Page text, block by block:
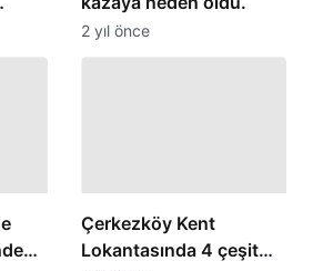
2 yıl önce
Çerkezköy Kent
Lokantasında 4 çeşit